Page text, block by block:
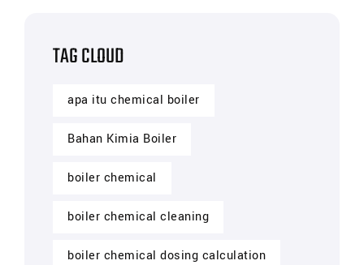
TAG CLOUD
apa itu chemical boiler
Bahan Kimia Boiler
boiler chemical
boiler chemical cleaning
boiler chemical dosing calculation